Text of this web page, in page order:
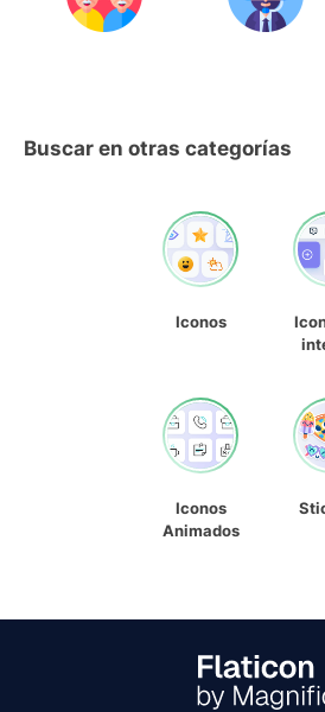
Buscar en otras categorías
Iconos
Iconos
Animados